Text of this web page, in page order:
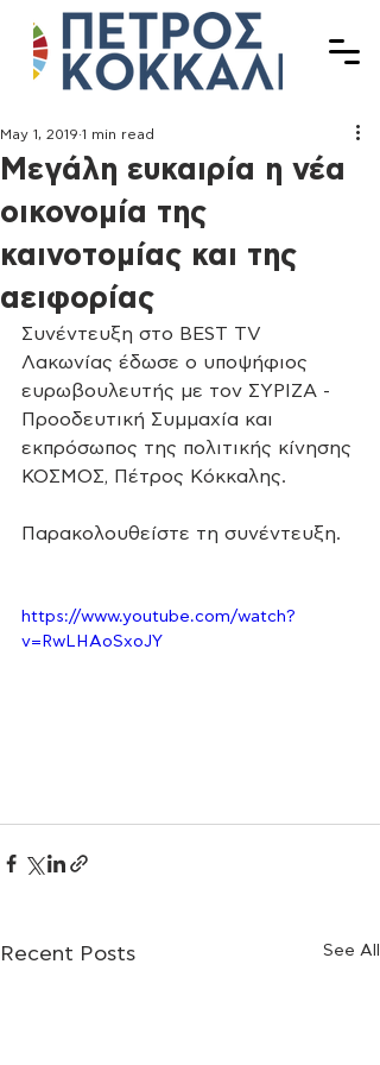
Μεγάλη ευκαιρία η νέα
οικονομία της
καινοτομίας και της
αειφορίας
May 1, 2019 1 min read
Συνέντευξη στο BEST TV
Λακωνίας έδωσε ο υποψήφιος
ευρωβουλευτής με τον ΣΥΡΙΖΑ -
Προοδευτική Συμμαχία και
εκπρόσωπος της πολιτικής κίνησης
ΚΟΣΜΟΣ, Πέτρος Κόκκαλης.
Παρακολουθείστε τη συνέντευξη.
https://www.youtube.com/watch?
v=RwLHAoSxoJY
Recent Posts See All